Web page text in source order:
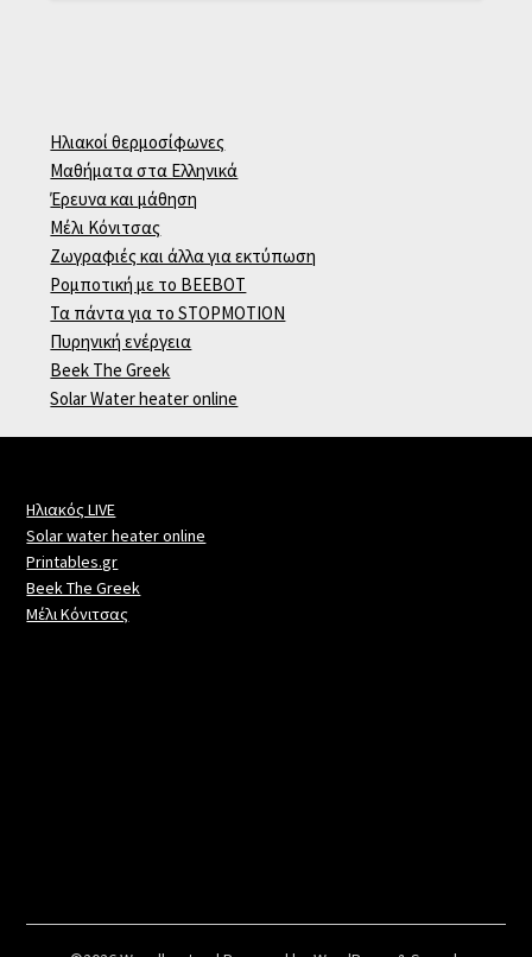
Ηλιακοί θερμοσίφωνες
Μαθήματα στα Ελληνικά
Έρευνα και μάθηση
Μέλι Κόνιτσας
Ζωγραφιές και άλλα για εκτύπωση
Ρομποτική με το BEEBOT
Τα πάντα για το STOPMOTION
Πυρηνική ενέργεια
Beek The Greek
Solar Water heater online
Ηλιακός LIVE
Solar water heater online
Printables.gr
Beek The Greek
Μέλι Κόνιτσας